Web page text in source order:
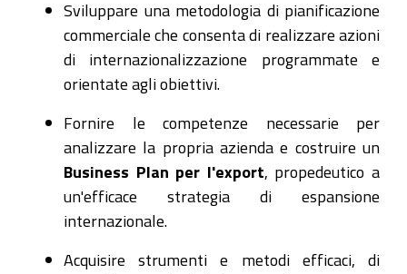
Sviluppare una metodologia di pianificazione
commerciale che consenta di realizzare azioni
di internazionalizzazione programmate e
orientate agli obiettivi.
Fornire le competenze necessarie per
analizzare la propria azienda e costruire un
Business Plan per l'export , propedeutico a
un'efficace strategia di espansione
internazionale.
Acquisire strumenti e metodi efficaci, di